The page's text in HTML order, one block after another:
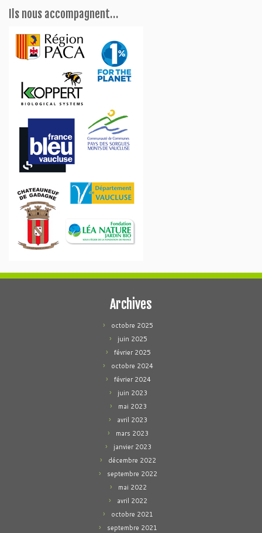
Ils nous accompagnent…
Archives
octobre 2025
juin 2025
février 2025
octobre 2024
février 2024
juin 2023
mai 2023
avril 2023
mars 2023
janvier 2023
décembre 2022
septembre 2022
mai 2022
avril 2022
octobre 2021
septembre 2021